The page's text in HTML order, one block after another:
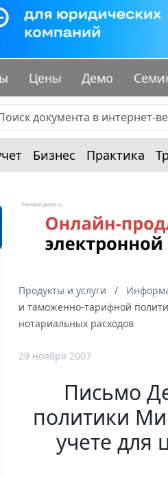
Цены Демо
Бизнес Практика
Продукты и услуги
и таможенно-тарифной
нотариальных расходов
29 ноября 2007
Письмо
политики
учете для